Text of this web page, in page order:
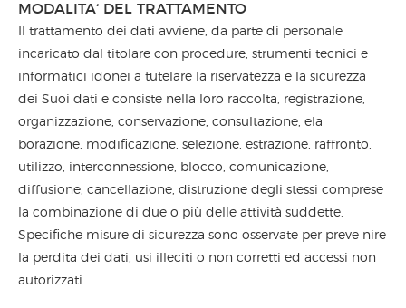
MODALITA‘ DEL TRATTAMENTO
Il trattamento dei dati avviene, da parte di personale
incaricato dal titolare con procedure, strumenti tecnici e
informatici idonei a tutelare la riservatezza e la sicurezza
dei Suoi dati e consiste nella loro raccolta, registrazione,
organizzazione, conservazione, consultazione, ela
borazione, modificazione, selezione, estrazione, raffronto,
utilizzo, interconnessione, blocco, comunicazione,
diffusione, cancellazione, distruzione degli stessi comprese
la combinazione di due o più delle attività suddette.
Specifiche misure di sicurezza sono osservate per preve nire
la perdita dei dati, usi illeciti o non corretti ed accessi non
autorizzati.